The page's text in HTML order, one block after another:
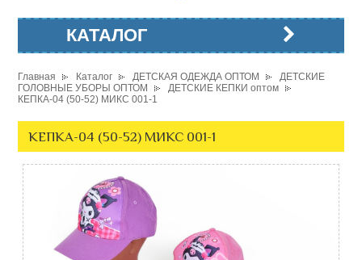
КАТАЛОГ
Главная Каталог ДЕТСКАЯ ОДЕЖДА ОПТОМ
ДЕТСКИЕ
ГОЛОВНЫЕ УБОРЫ ОПТОМ
ДЕТСКИЕ КЕПКИ оптом
КЕПКА-04 (50-52) МИКС 001-1
КЕПКА-04 (50-52) МИКС 001-1